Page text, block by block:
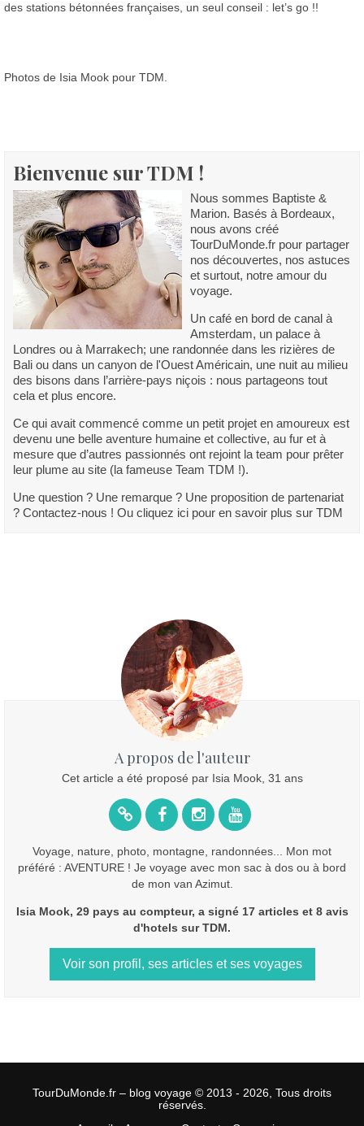
des stations bétonnées françaises, un seul conseil : let’s go !!
Photos de Isia Mook pour TDM.
Bienvenue sur TDM !
Nous sommes Baptiste &
Marion. Basés à Bordeaux,
nous avons créé
TourDuMonde.fr pour partager
nos découvertes, nos astuces
et surtout, notre amour du
voyage.
Un café en bord de canal à
Amsterdam, un palace à
Londres ou à Marrakech; une randonnée dans les rizières de
Bali ou dans un canyon de l'Ouest Américain, une nuit au milieu
des bisons dans l’arrière-pays niçois : nous partageons tout
cela et plus encore.
Ce qui avait commencé comme un petit projet en amoureux est
devenu une belle aventure humaine et collective, au fur et à
mesure que d’autres passionnés ont rejoint la team pour prêter
leur plume au site (la fameuse Team TDM !).
Une question ? Une remarque ? Une proposition de partenariat
? Contactez-nous ! Ou cliquez ici pour en savoir plus sur TDM
A propos de l'auteur
Cet article a été proposé par Isia Mook, 31 ans
Voyage, nature, photo, montagne, randonnées... Mon mot
préféré : AVENTURE ! Je voyage avec mon sac à dos ou à bord
de mon van Azimut.
Isia Mook, 29 pays au compteur, a signé 17 articles et 8 avis
d'hotels sur TDM.
Voir son profil, ses articles et ses voyages
TourDuMonde.fr – blog voyage © 2013 - 2026, Tous droits
réservés.